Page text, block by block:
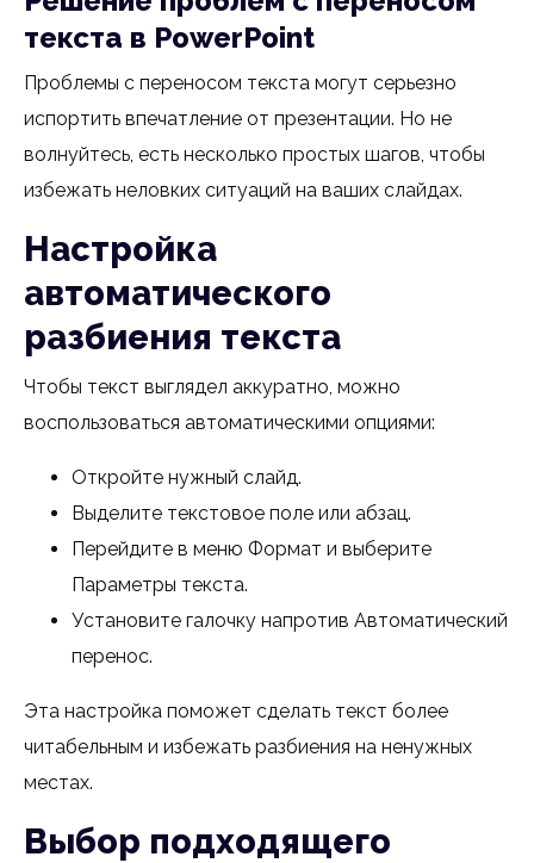
текста в PowerPoint
Проблемы с переносом текста могут серьезно
испортить впечатление от презентации. Но не
волнуйтесь, есть несколько простых шагов, чтобы
избежать неловких ситуаций на ваших слайдах.
Настройка
автоматического
разбиения текста
Чтобы текст выглядел аккуратно, можно
воспользоваться автоматическими опциями:
Откройте нужный слайд.
Выделите текстовое поле или абзац.
Перейдите в меню Формат и выберите
Параметры текста.
Установите галочку напротив Автоматический
перенос.
Эта настройка поможет сделать текст более
читабельным и избежать разбиения на ненужных
местах.
Выбор подходящего